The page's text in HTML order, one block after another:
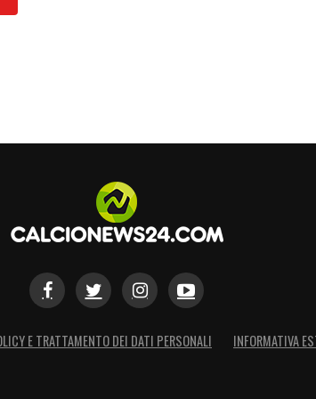
E TRATTAMENTO DEI DATI PERSONALI INFORMATIVA